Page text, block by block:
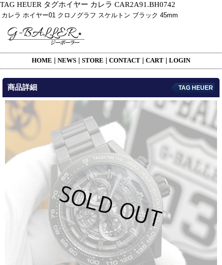
TAG HEUER タグホイヤー カレラ CAR2A91.BH0742
カレラ ホイヤー01 クロノグラフ スケルトン ブラック 45mm
HOME NEWS STORE CONTACT CART LOGIN
商品詳細 TAG HEUER